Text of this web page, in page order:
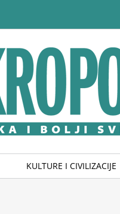
KULTURE I CIVILIZACIJE